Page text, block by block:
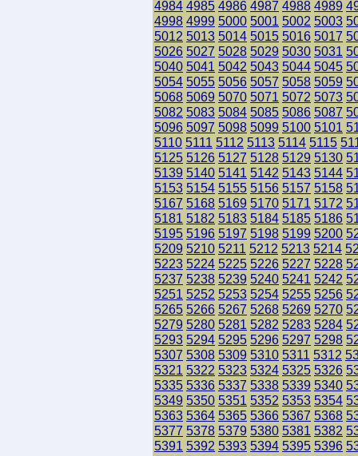
4984 4985 4986 4987 4988 4989
4998 4999 5000 5001 5002 5003
5012 5013 5014 5015 5016 5017
5026 5027 5028 5029 5030 5031
5040 5041 5042 5043 5044 5045
5054 5055 5056 5057 5058 5059
5068 5069 5070 5071 5072 5073
5082 5083 5084 5085 5086 5087
5096 5097 5098 5099 5100 5101
5110 5111 5112 5113 5114 5115
5125 5126 5127 5128 5129 5130
5139 5140 5141 5142 5143 5144
5153 5154 5155 5156 5157 5158
5167 5168 5169 5170 5171 5172
5181 5182 5183 5184 5185 5186
5195 5196 5197 5198 5199 5200
5209 5210 5211 5212 5213 5214
5223 5224 5225 5226 5227 5228
5237 5238 5239 5240 5241 5242
5251 5252 5253 5254 5255 5256
5265 5266 5267 5268 5269 5270
5279 5280 5281 5282 5283 5284
5293 5294 5295 5296 5297 5298
5307 5308 5309 5310 5311 5312
5321 5322 5323 5324 5325 5326
5335 5336 5337 5338 5339 5340
5349 5350 5351 5352 5353 5354
5363 5364 5365 5366 5367 5368
5377 5378 5379 5380 5381 5382
5391 5392 5393 5394 5395 5396